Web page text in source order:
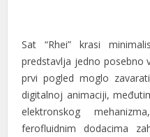
Sat “Rhei” krasi
predstavlja jedno posebno
prvi pogled moglo
digitalnoj animaciji,
elektronskog
ferofluidnim dodacima